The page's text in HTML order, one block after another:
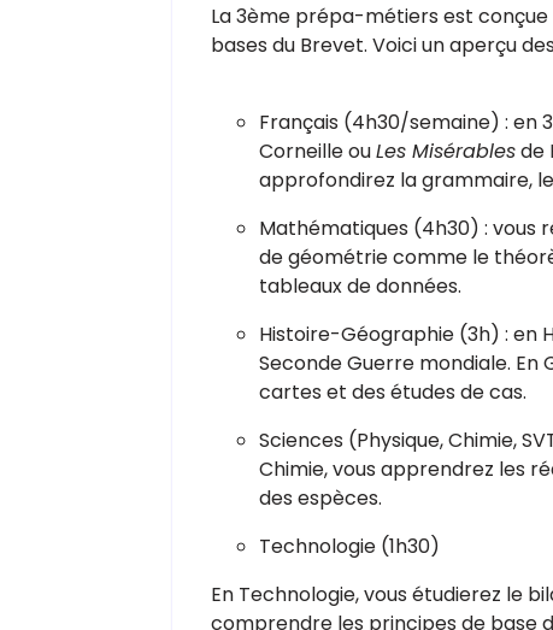
La 3ème prépa-métiers est
bases du Brevet. Voici un aperçu
Français (4h30/semaine) : en
Corneille ouLes Misérablesde
approfondirez la grammaire,
Mathématiques (4h30) : vous
de géométrie comme le
tableaux de données.
Histoire-Géographie (3h) : en
Seconde Guerre mondiale.
cartes et des études de cas.
Sciences (Physique, Chimie,
Chimie, vous apprendrez les
des espèces.
Technologie (1h30)
En Technologie, vous étudierez le
comprendre les principes de base